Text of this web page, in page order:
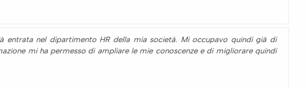
entrata nel dipartimento HR della mia società. Mi occupavo quindi già di
mi ha permesso di ampliare le mie conoscenze e di migliorare quindi